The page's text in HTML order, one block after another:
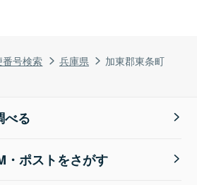
番号検索 兵庫県 加東郡東条町
べる
・ポストをさがす